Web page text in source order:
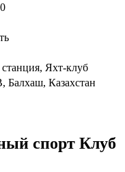
Яхт-клуб
Балхаш, Казахстан
спорт Клуб